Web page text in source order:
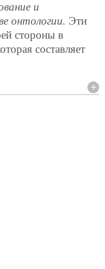
и
онтологии. Эти
стороны в
составляет